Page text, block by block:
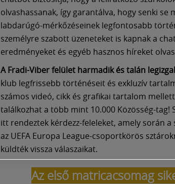
olvashassanak, így garantálva, hogy senki se
labdarúgó-mérkőzéseinek legfontosabb
személyre szabott üzeneteket is kapnak a
eredményeket és egyéb hasznos híreket
A Fradi-Viber felület harmadik és talán
klub legfrissebb történéseit és exkluzív
számos videó, cikk és grafikai tartalom
találkozhat a több mint 10.000 Közösség-
itt rendeztek kérdezz-feleleket, amely során
az UEFA Europa League-csoportkörös
küldték vissza válaszaikat.
Az első matricacsomag